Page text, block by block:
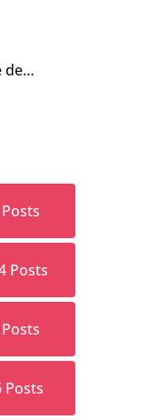
de
Posts
Posts